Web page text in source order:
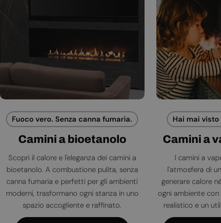
Fuoco vero. Senza canna fumaria.
Camini a bioetanolo
Scopri il calore e l'eleganza dei camini a
bioetanolo. A combustione pulita, senza
canna fumaria e perfetti per gli ambienti
moderni, trasformano ogni stanza in uno
spazio accogliente e raffinato.
Hai mai
Camini a
I camini a
l'atmosfera di
generare calore
ogni ambiente
realistico e un